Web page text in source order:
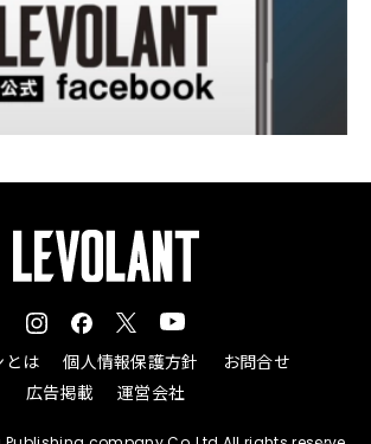
とは 個人情報保護方針
お問合せ
広告掲載
運営会社